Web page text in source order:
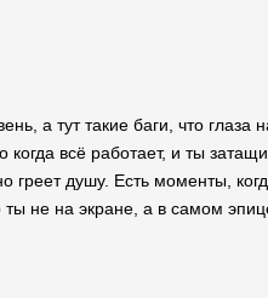
а тут такие баги, что глаза
всё работает, и ты
душу. Есть моменты,
ты не на экране, а в самом